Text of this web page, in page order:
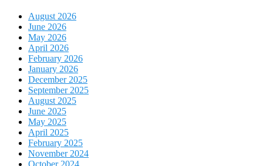
August 2026
June 2026
May 2026
April 2026
February 2026
January 2026
December 2025
September 2025
August 2025
June 2025
May 2025
April 2025
February 2025
November 2024